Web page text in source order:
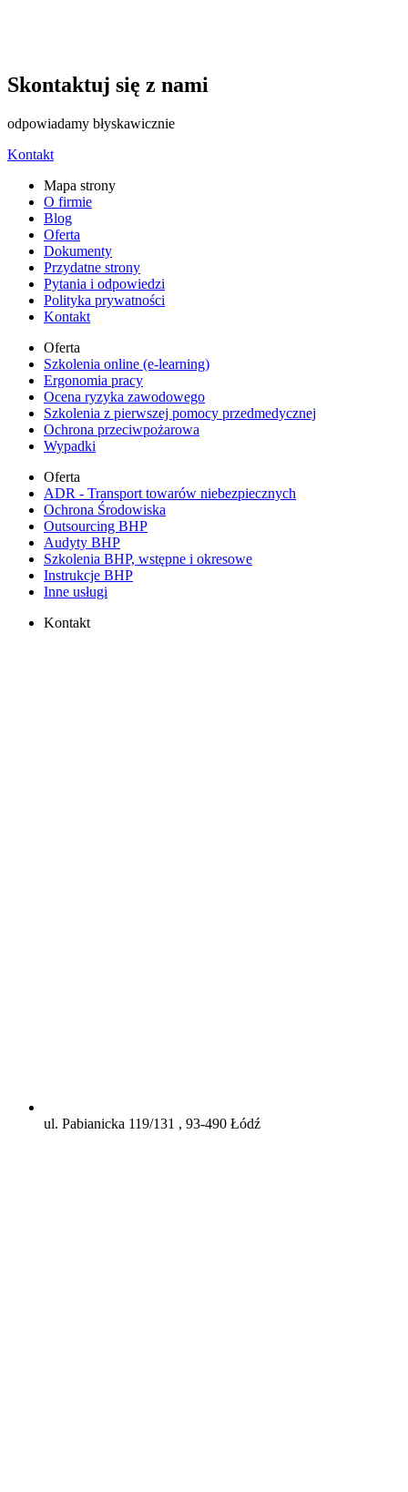
Skontaktuj się z nami
odpowiadamy błyskawicznie
Kontakt
Mapa strony
O firmie
Blog
Oferta
Dokumenty
Przydatne strony
Pytania i odpowiedzi
Polityka prywatności
Kontakt
Oferta
Szkolenia online (e-learning)
Ergonomia pracy
Ocena ryzyka zawodowego
Szkolenia z pierwszej pomocy przedmedycznej
Ochrona przeciwpożarowa
Wypadki
Oferta
ADR - Transport towarów niebezpiecznych
Ochrona Środowiska
Outsourcing BHP
Audyty BHP
Szkolenia BHP, wstępne i okresowe
Instrukcje BHP
Inne usługi
Kontakt
ul. Pabianicka 119/131 , 93-490 Łódź